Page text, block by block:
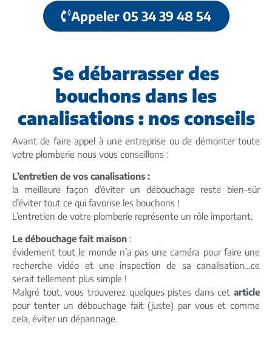
Appeler 05 34 39 48 54
Se débarrasser des
bouchons dans les
canalisations : nos conseils
Avant de faire appel à une entreprise ou de démonter toute
votre plomberie nous vous conseillons :
L’entretien de vos canalisations :
la meilleure façon d’éviter un débouchage reste bien-sûr
d’éviter tout ce qui favorise les bouchons !
L’entretien de votre plomberie représente un rôle important.
Le débouchage fait maison :
évidement tout le monde n’a pas une caméra pour faire une
recherche vidéo et une inspection de sa canalisation…ce
serait tellement plus simple !
Malgré tout, vous trouverez quelques pistes dans cet article
pour tenter un débouchage fait (juste) par vous et comme
cela, éviter un dépannage.